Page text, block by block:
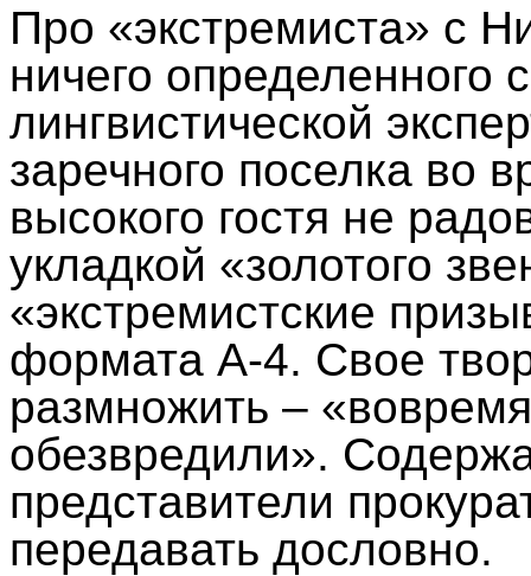
Про «экстремиста» с
ничего определенного
лингвистической
заречного поселка во
высокого гостя не
укладкой «золотого
«экстремистские
формата А-4. Свое
размножить –
обезвредили».
представители
передавать дословно.